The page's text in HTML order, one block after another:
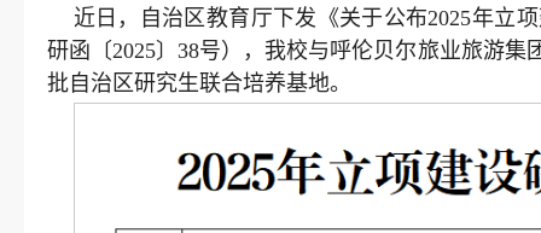
近日，自治区教育厅下发《关于公布2025年立
研函〔2025〕38号），我校与呼伦贝尔旅业旅游
批自治区研究生联合培养基地。